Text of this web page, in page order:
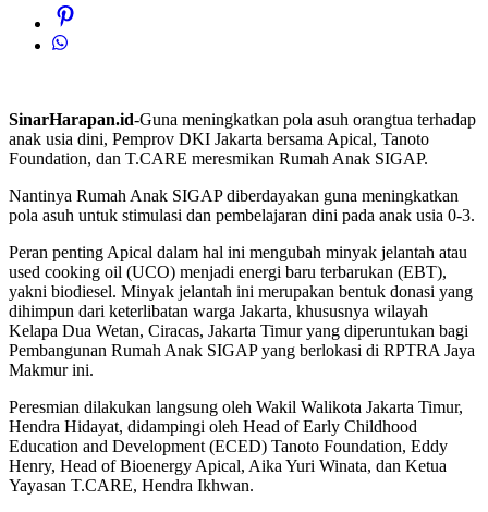
SinarHarapan.id-Guna meningkatkan pola asuh orangtua terhadap
anak usia dini, Pemprov DKI Jakarta bersama Apical, Tanoto
Foundation, dan T.CARE meresmikan Rumah Anak SIGAP.
Nantinya Rumah Anak SIGAP diberdayakan guna meningkatkan
pola asuh untuk stimulasi dan pembelajaran dini pada anak usia 0-3.
Peran penting Apical dalam hal ini mengubah minyak jelantah atau
used cooking oil (UCO) menjadi energi baru terbarukan (EBT),
yakni biodiesel. Minyak jelantah ini merupakan bentuk donasi yang
dihimpun dari keterlibatan warga Jakarta, khususnya wilayah
Kelapa Dua Wetan, Ciracas, Jakarta Timur yang diperuntukan bagi
Pembangunan Rumah Anak SIGAP yang berlokasi di RPTRA Jaya
Makmur ini.
Peresmian dilakukan langsung oleh Wakil Walikota Jakarta Timur,
Hendra Hidayat, didampingi oleh Head of Early Childhood
Education and Development (ECED) Tanoto Foundation, Eddy
Henry, Head of Bioenergy Apical, Aika Yuri Winata, dan Ketua
Yayasan T.CARE, Hendra Ikhwan.